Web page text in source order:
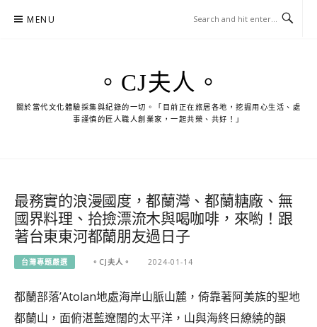
MENU
。CJ夫人。
關於當代文化體驗採集與紀錄的一切。「目前正在旅居各地，挖掘用心生活、處
事謹慎的匠人職人創業家，一起共榮、共好！」
最務實的浪漫國度，都蘭灣、都蘭糖廠、無
國界料理、拾撿漂流木與喝咖啡，來喲！跟
著台東東河都蘭朋友過日子
台灣專題嚴選 。CJ夫人。 2024-01-14
都蘭部落’Atolan地處海岸山脈山麓，倚靠著阿美族的聖地
都蘭山，面俯湛藍遼闊的太平洋，山與海終日繚繞的韻